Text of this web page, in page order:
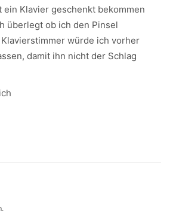
ein Klavier geschenkt bekommen
überlegt ob ich den Pinsel
würde ich vorher
damit ihn nicht der Schlag